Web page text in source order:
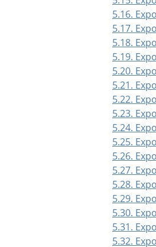
5.16.
5.17.
5.18.
5.19.
5.20.
5.21.
5.22.
5.23.
5.24.
5.25.
5.26.
5.27.
5.28.
5.29.
5.30.
5.31.
5.32.